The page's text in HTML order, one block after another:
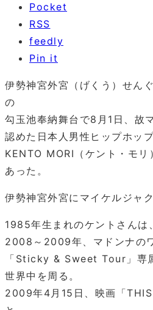
Pocket
RSS
feedly
Pin it
伊勢神宮外宮（げくう）せん
の
勾玉池奉納舞台で8月1日、故
認めた日本人男性ヒップホッ
KENTO MORI（ケント・モリ
あった。
伊勢神宮外宮にマイケルジャ
1985年生まれのケントさんは
2008～2009年、マドンナの
「Sticky & Sweet Tour」専
世界中を周る。
2009年4月15日、映画「